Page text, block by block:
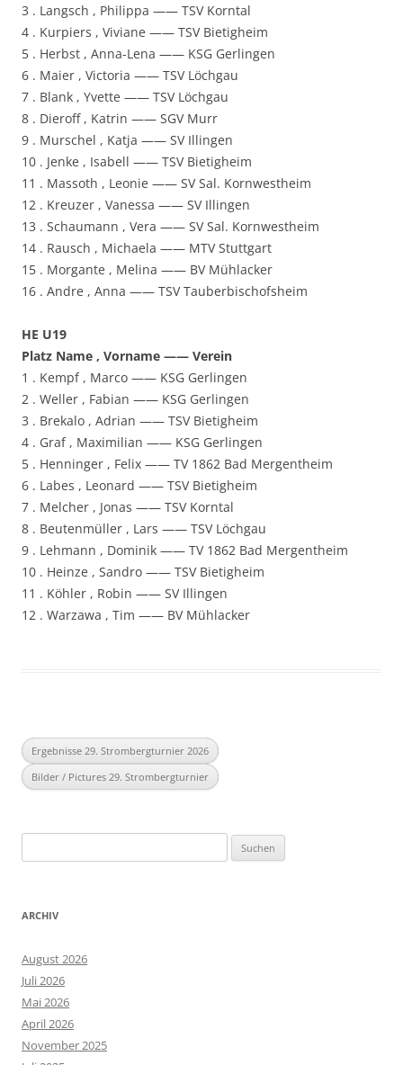
3 . Langsch , Philippa —— TSV Korntal
4 . Kurpiers , Viviane —— TSV Bietigheim
5 . Herbst , Anna-Lena —— KSG Gerlingen
6 . Maier , Victoria —— TSV Löchgau
7 . Blank , Yvette —— TSV Löchgau
8 . Dieroff , Katrin —— SGV Murr
9 . Murschel , Katja —— SV Illingen
10 . Jenke , Isabell —— TSV Bietigheim
11 . Massoth , Leonie —— SV Sal. Kornwestheim
12 . Kreuzer , Vanessa —— SV Illingen
13 . Schaumann , Vera —— SV Sal. Kornwestheim
14 . Rausch , Michaela —— MTV Stuttgart
15 . Morgante , Melina —— BV Mühlacker
16 . Andre , Anna —— TSV Tauberbischofsheim
HE U19
Platz Name , Vorname —— Verein
1 . Kempf , Marco —— KSG Gerlingen
2 . Weller , Fabian —— KSG Gerlingen
3 . Brekalo , Adrian —— TSV Bietigheim
4 . Graf , Maximilian —— KSG Gerlingen
5 . Henninger , Felix —— TV 1862 Bad Mergentheim
6 . Labes , Leonard —— TSV Bietigheim
7 . Melcher , Jonas —— TSV Korntal
8 . Beutenmüller , Lars —— TSV Löchgau
9 . Lehmann , Dominik —— TV 1862 Bad Mergentheim
10 . Heinze , Sandro —— TSV Bietigheim
11 . Köhler , Robin —— SV Illingen
12 . Warzawa , Tim —— BV Mühlacker
Ergebnisse 29. Strombergturnier 2026
Bilder / Pictures 29. Strombergturnier
nach:
ARCHIV
August 2026
Juli 2026
Mai 2026
April 2026
November 2025